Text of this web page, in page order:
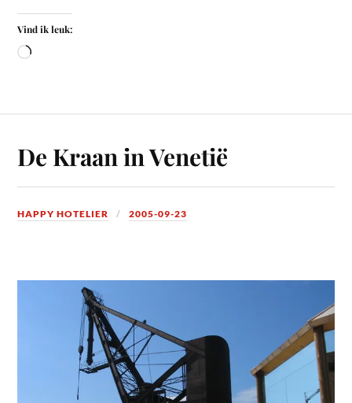
Vind ik leuk:
De Kraan in Venetië
HAPPY HOTELIER 2005-09-23